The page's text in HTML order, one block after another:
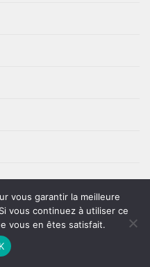
vous garantir la meilleure
vous continuez à utiliser ce
vous en êtes satisfait.